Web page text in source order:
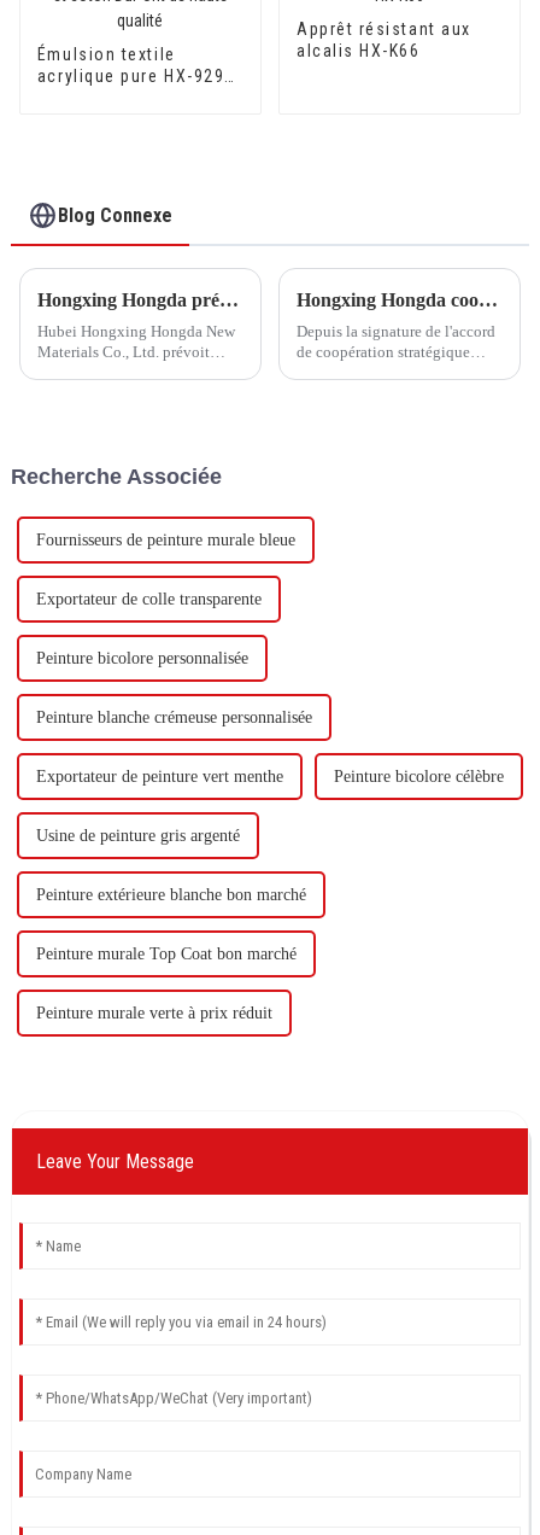
Émulsion textile
acrylique pure HX-929
Apprêt résistant aux
alcalis HX-K66
Blog Connexe
Hongxing Hongda prévoit d'investir 1,6 milliard de yuans pour construire une nouvelle usine de production d'émulsion d'une capacité de production de 510 000 tonnes par an.
Hubei Hongxing Hongda New
Materials Co., Ltd. prévoit
base d'eau et 60 000 tonnes de
Hongxing Hongda coopère avec Keshun Waterproof Technology Co., Ltd pour apporter un nouvel avenir à l'industrie
Depuis la signature de l'accord
de coopération stratégique
Recherche Associée
Fournisseurs de peinture murale bleue
Exportateur de colle transparente
Peinture bicolore personnalisée
Peinture blanche crémeuse personnalisée
Exportateur de peinture vert menthe Peinture bicolore célèbre
Usine de peinture gris argenté
Peinture extérieure blanche bon marché
Peinture murale Top Coat bon marché
Peinture murale verte à prix réduit
Leave Your Message